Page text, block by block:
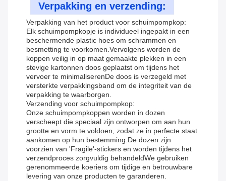
Verpakking en verzending:
Verpakking van het product voor schuimpompkop:
Elk schuimpompkopje is individueel ingepakt in een
beschermende plastic hoes om schrammen en
besmetting te voorkomen.Vervolgens worden de
koppen veilig in op maat gemaakte plekken in een
stevige kartonnen doos geplaatst om tijdens het
vervoer te minimaliserenDe doos is verzegeld met
versterkte verpakkingsband om de integriteit van de
verpakking te waarborgen.
Verzending voor schuimpompkop:
Onze schuimpompkoppen worden in dozen
verscheept die speciaal zijn ontworpen om aan hun
grootte en vorm te voldoen, zodat ze in perfecte staat
aankomen op hun bestemming.De dozen zijn
voorzien van 'Fragile'-stickers en worden tijdens het
verzendproces zorgvuldig behandeldWe gebruiken
gerenommeerde koeriers om tijdige en betrouwbare
levering van onze producten te garanderen.